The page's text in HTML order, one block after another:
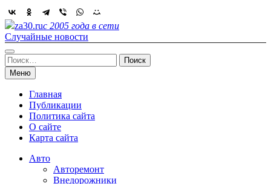
Skip
to
content
za30.ruс 2005 года в сети
Случайные новости
Найти:
Меню
Главная
Публикации
Политика сайта
О сайте
Карта сайта
Авто
Авторемонт
Внедорожники